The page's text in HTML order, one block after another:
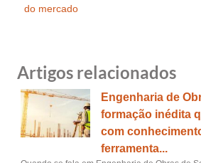
do mercado
Artigos relacionados
Engenharia de
formação inédita
com
ferramenta...